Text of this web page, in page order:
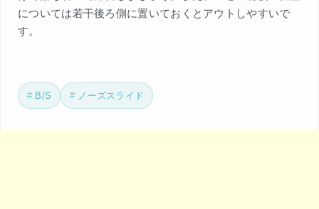
については若干後ろ側に置いておくとアウトしやすいで
す。
B/S ノーズスライド